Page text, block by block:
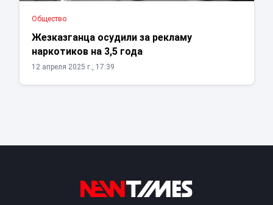
Общество
Жезказганца осудили за рекламу
наркотиков на 3,5 года
12 апреля 2025 г., 17:39